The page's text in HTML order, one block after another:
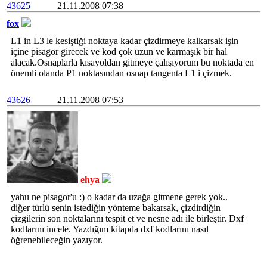
43625
21.11.2008 07:38
fox
L1 in L3 le kesiştiği noktaya kadar çizdirmeye kalkarsak işin
içine pisagor girecek ve kod çok uzun ve karmaşık bir hal
alacak.Osnaplarla kısayoldan gitmeye çalışıyorum bu noktada en
önemli olanda P1 noktasından osnap tangenta L1 i çizmek.
43626 21.11.2008 07:53
ehya
yahu ne pisagor'u :) o kadar da uzağa gitmene gerek yok..
diğer türlü senin istediğin yönteme bakarsak, çizdirdiğin
çizgilerin son noktalarını tespit et ve nesne adı ile birleştir. Dxf
kodlarını incele. Yazdığım kitapda dxf kodlarını nasıl
öğrenebileceğin yazıyor.